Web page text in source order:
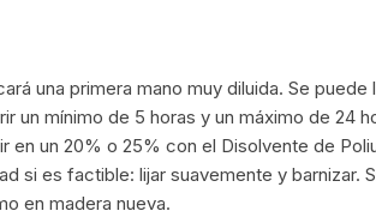
una primera mano muy diluida. Se
un mínimo de 5 horas y un máximo de 24
en un 20% o 25% con el Disolvente de
si es factible: lijar suavemente y barnizar.
en madera nueva.